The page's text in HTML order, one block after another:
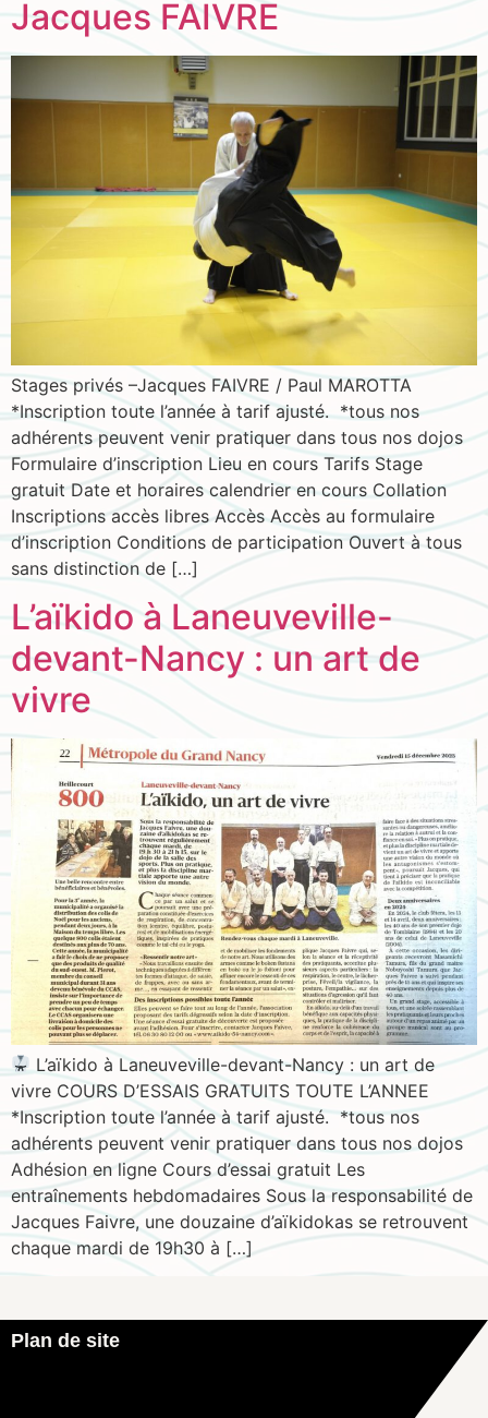
Jacques FAIVRE
Stages privés –Jacques FAIVRE / Paul MAROTTA
*Inscription toute l’année à tarif ajusté. *tous nos
adhérents peuvent venir pratiquer dans tous nos dojos
Formulaire d’inscription Lieu en cours Tarifs Stage
gratuit Date et horaires calendrier en cours Collation
Inscriptions accès libres Accès Accès au formulaire
d’inscription Conditions de participation Ouvert à tous
sans distinction de […]
L’aïkido à Laneuveville-
devant-Nancy : un art de
vivre
L’aïkido à Laneuveville-devant-Nancy : un art de
vivre COURS D’ESSAIS GRATUITS TOUTE L’ANNEE
*Inscription toute l’année à tarif ajusté. *tous nos
adhérents peuvent venir pratiquer dans tous nos dojos
Adhésion en ligne Cours d’essai gratuit Les
entraînements hebdomadaires Sous la responsabilité de
Jacques Faivre, une douzaine d’aïkidokas se retrouvent
chaque mardi de 19h30 à […]
Plan de site